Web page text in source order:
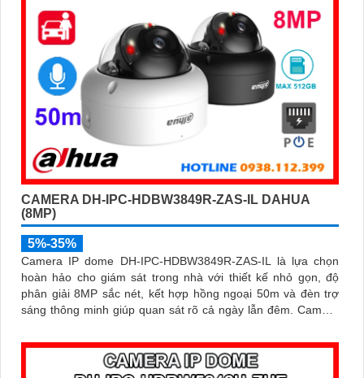
CAMERA DH-IPC-HDBW3849R-ZAS-IL DAHUA
(8MP)
5%-35%
Camera IP dome DH-IPC-HDBW3849R-ZAS-IL là lựa chọn
hoàn hảo cho giám sát trong nhà với thiết kế nhỏ gọn, độ
phân giải 8MP sắc nét, kết hợp hồng ngoại 50m và đèn trợ
sáng thông minh giúp quan sát rõ cả ngày lẫn đêm. Camera
công nghệ phân biệt người và phương tiện, nâng cao độ
chính xác trong cảnh báo, hỗ trợ POE tiện lợi